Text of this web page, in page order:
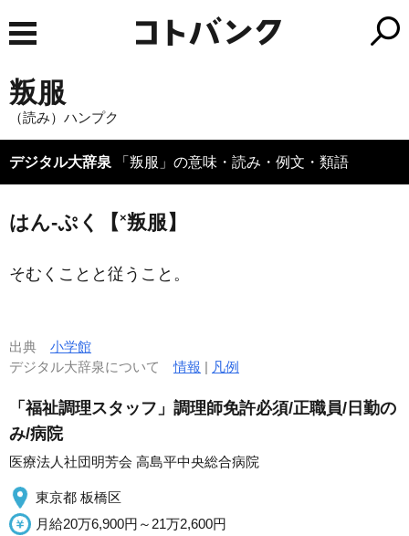
叛服
（読み）ハンプク
デジタル大辞泉 「叛服」の意味・読み・例文・類語
はん‐ぷく【 ×叛服】
そむくことと従うこと。
出典 小学館
デジタル大辞泉について情報 | 凡例
「福祉調理スタッフ」調理師免許必須/正職員/日勤の
み/病院
医療法人社団明芳会 高島平中央総合病院
東京都 板橋区
月給20万6,900円～21万2,600円